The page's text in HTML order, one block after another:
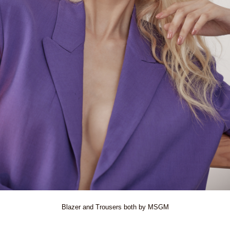
Blazer and Trousers both by MSGM